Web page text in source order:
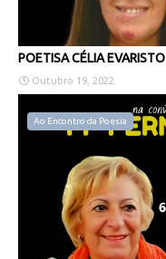
POETISA CÉLIA EVARISTO
Outubro 19, 2022
Ao Encontro da Poesia